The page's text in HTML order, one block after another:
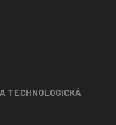
TECHNOLOGICKÁ